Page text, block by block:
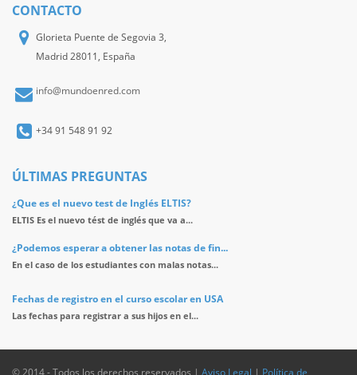
CONTACTO
Glorieta Puente de Segovia 3,
Madrid 28011, España
info@mundoenred.com
+34 91 548 91 92
ÚLTIMAS PREGUNTAS
¿Que es el nuevo test de Inglés ELTIS?
ELTIS Es el nuevo tést de inglés que va a...
¿Podemos esperar a obtener las notas de fin...
En el caso de los estudiantes con malas notas...
Fechas de registro en el curso escolar en USA
Las fechas para registrar a sus hijos en el...
© 2014 - Todos los derechos reservados | Aviso Legal | Política de